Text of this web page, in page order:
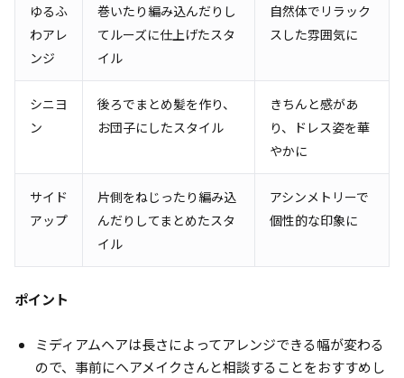
ゆるふ
わアレ
ンジ
巻いたり編み込んだりし
てルーズに仕上げたスタ
イル
自然体でリラック
スした雰囲気に
シニヨ
ン
後ろでまとめ髪を作り、
お団子にしたスタイル
きちんと感があ
り、ドレス姿を華
やかに
サイド
アップ
片側をねじったり編み込
んだりしてまとめたスタ
イル
アシンメトリーで
個性的な印象に
ポイント
ミディアムヘアは長さによってアレンジできる幅が変わる
ので、事前にヘアメイクさんと相談することをおすすめし